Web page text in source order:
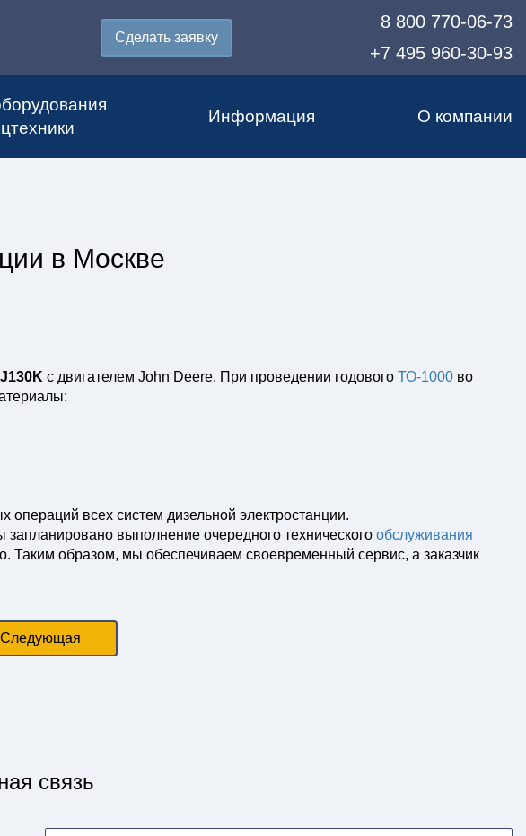
Сделать заявку
8 800 770-06-73
+7 495 960-30-93
Информация О компании
в Москве
с двигателем John Deere. При проведении годового ТО-1000 во
операций всех систем дизельной электростанции.
выполнение очередного технического обслуживания
образом, мы обеспечиваем своевременный сервис, а заказчик
Следующая
связь